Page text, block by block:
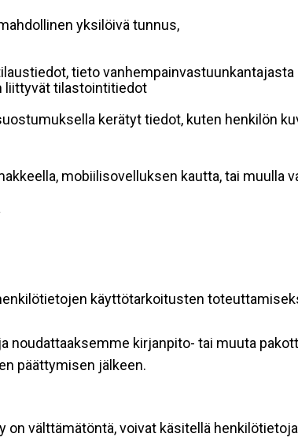
yksilöivä tunnus,
tieto vanhempainvastuunkantajasta
liittyvät tilastointitiedot
kerätyt tiedot, kuten henkilön
mobiilisovelluksen kautta, tai muulla
käyttötarkoitusten
noudattaaksemme kirjanpito- tai muuta
päättymisen jälkeen.
välttämätöntä, voivat käsitellä